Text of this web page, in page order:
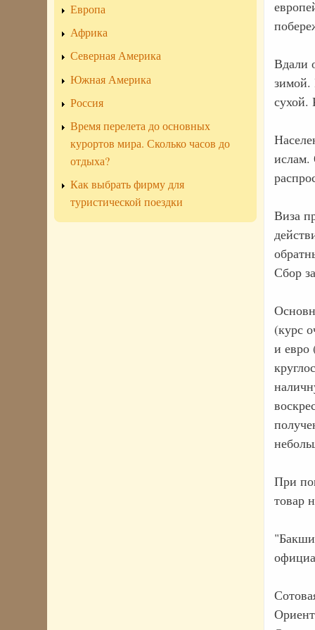
Вдали
зимой.
сухой.
ислам.
Виза
Сбор
(курс
и евро
При
товар
Европа
Африка
Северная Америка
Южная Америка
Россия
Время перелета до основных
курортов мира. Сколько часов до
отдыха?
Как выбрать фирму для
туристической поездки